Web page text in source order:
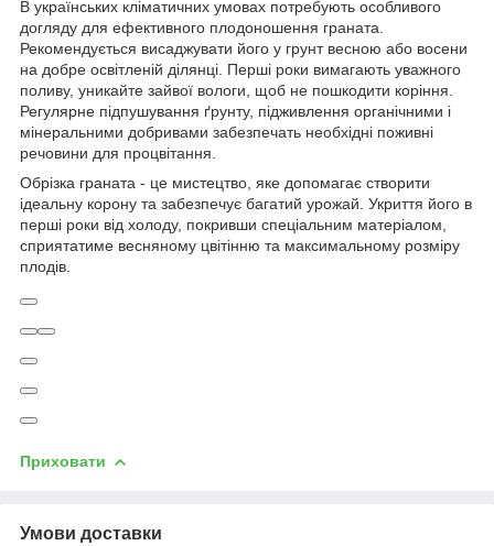
В українських кліматичних умовах потребують особливого
догляду для ефективного плодоношення граната.
Рекомендується висаджувати його у грунт весною або восени
на добре освітленій ділянці. Перші роки вимагають уважного
поливу, уникайте зайвої вологи, щоб не пошкодити коріння.
Регулярне підпушування ґрунту, підживлення органічними і
мінеральними добривами забезпечать необхідні поживні
речовини для процвітання.
Обрізка граната - це мистецтво, яке допомагає створити
ідеальну корону та забезпечує багатий урожай. Укриття його в
перші роки від холоду, покривши спеціальним матеріалом,
сприятатиме весняному цвітінню та максимальному розміру
плодів.
Приховати
Умови доставки